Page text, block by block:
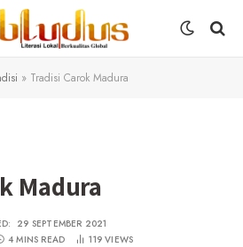
» Tradisi Carok Madura
Madura
29 SEPTEMBER 2021
4 MINS READ 119VIEWS